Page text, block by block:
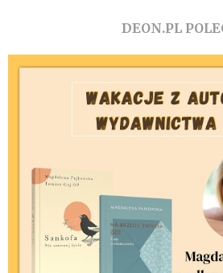
DEON.PL